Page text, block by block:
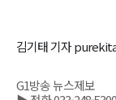
김기태 기자
G1방송 뉴스제보